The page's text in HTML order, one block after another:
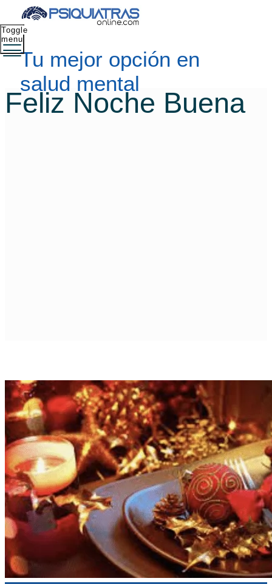
Tu mejor opción en
salud mental
Toggle
menu
Feliz Noche Buena